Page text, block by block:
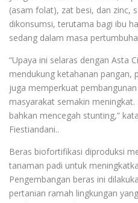
(asam folat), zat besi, dan zinc,
dikonsumsi, terutama bagi ibu
sedang dalam masa
“Upaya ini selaras dengan Asta
mendukung ketahanan pangan,
juga memperkuat
masyarakat semakin
bahkan mencegah stunting,”
Fiestiandani..
Beras biofortifikasi diproduksi
tanaman padi untuk
Pengembangan beras ini
pertanian ramah lingkungan